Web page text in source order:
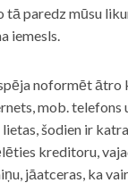
paredz mūsu
iemesls.
noformēt ātro
mob. telefons
šodien ir
kreditoru,
jāatceras, ka